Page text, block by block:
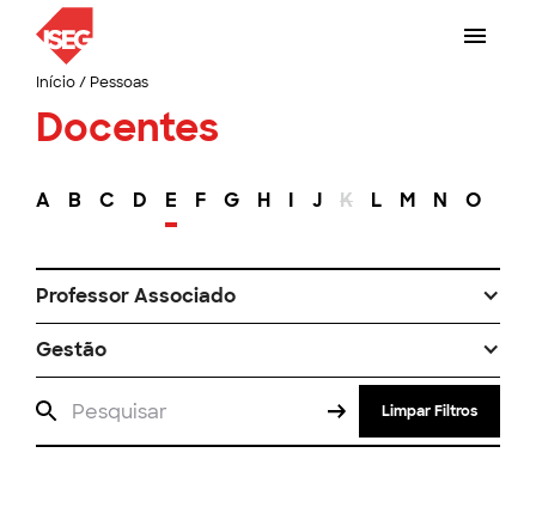
Início/ Pessoas
Docentes
A B C D E F G H I J K L M N O
Professor Associado
Gestão
Limpar Filtros